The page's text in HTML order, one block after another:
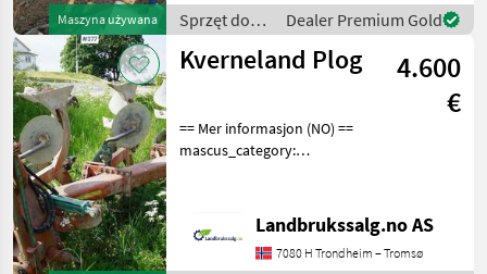
Maszyna używana
do uprawy roli Pługi
Sprzęt do
uprawy roli /
Corma
Dealer Premium Gold
Kverneland Plog
4.600
€
== Mer informasjon (NO) ==
mascus_category:
upon request: 377 See
en.landbrukssalg.no/377
for more images Descrip
Landbrukssalg.no AS
7080 H Trondheim – Tromsø